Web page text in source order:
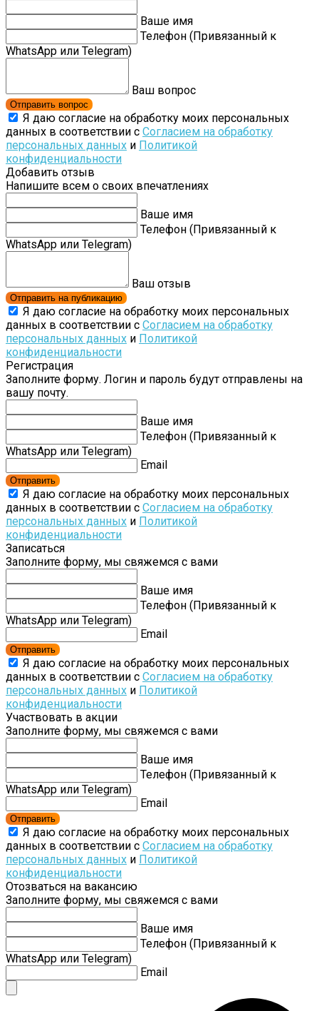
Ваше имя
Телефон (Привязанный к
WhatsApp или Telegram)
Ваш вопрос
Отправить вопрос
Я даю согласие на обработку моих персональных
данных в соответствии с Согласием на обработку
персональных данных и Политикой
конфиденциальности
Добавить отзыв
Напишите всем о своих впечатлениях
Ваше имя
Телефон (Привязанный к
WhatsApp или Telegram)
Ваш отзыв
Отправить на публикацию
Я даю согласие на обработку моих персональных
данных в соответствии с Согласием на обработку
персональных данных и Политикой
конфиденциальности
Регистрация
Заполните форму. Логин и пароль будут отправлены на
вашу почту.
Ваше имя
Телефон (Привязанный к
WhatsApp или Telegram)
Email
Отправить
Я даю согласие на обработку моих персональных
данных в соответствии с Согласием на обработку
персональных данных и Политикой
конфиденциальности
Записаться
Заполните форму, мы свяжемся с вами
Ваше имя
Телефон (Привязанный к
WhatsApp или Telegram)
Email
Отправить
Я даю согласие на обработку моих персональных
данных в соответствии с Согласием на обработку
персональных данных и Политикой
конфиденциальности
Участвовать в акции
Заполните форму, мы свяжемся с вами
Ваше имя
Телефон (Привязанный к
WhatsApp или Telegram)
Email
Отправить
Я даю согласие на обработку моих персональных
данных в соответствии с Согласием на обработку
персональных данных и Политикой
конфиденциальности
Отозваться на вакансию
Заполните форму, мы свяжемся с вами
Ваше имя
Телефон (Привязанный к
WhatsApp или Telegram)
Email